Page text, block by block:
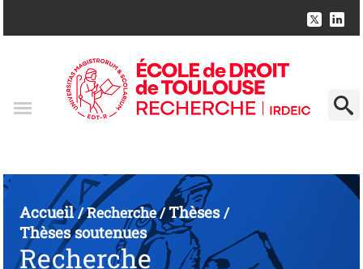
Accueil/Recherche/Thèses/
Thèses soutenues
Recherche